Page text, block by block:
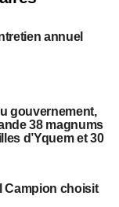
annuel
gouvernement,
38 magnums
d’Yquem et 30
Campion choisit